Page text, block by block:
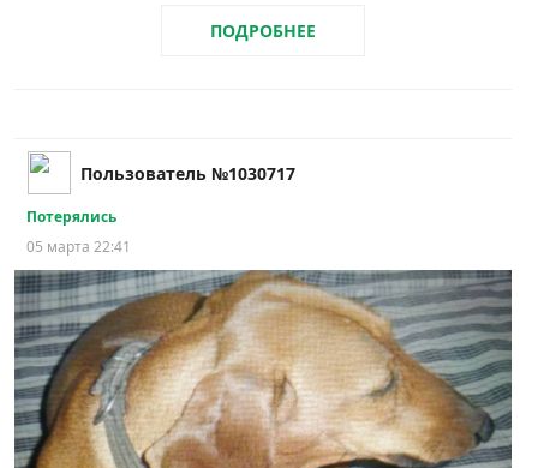
ПОДРОБНЕЕ
Пользователь №1030717
Потерялись
05 марта 22:41